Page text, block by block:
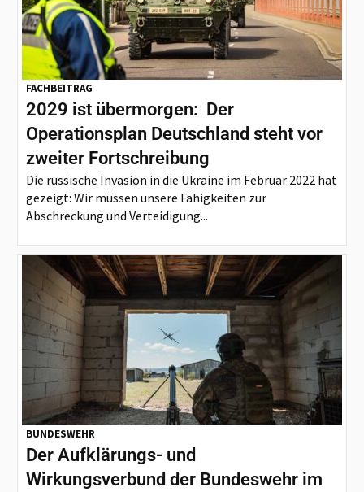
FACHBEITRAG
2029 ist übermorgen: Der
Operationsplan Deutschland steht vor
zweiter Fortschreibung
Die russische Invasion in die Ukraine im Februar 2022 hat
gezeigt: Wir müssen unsere Fähigkeiten zur
Abschreckung und Verteidigung...
BUNDESWEHR
Der Aufklärungs- und
Wirkungsverbund der Bundeswehr im